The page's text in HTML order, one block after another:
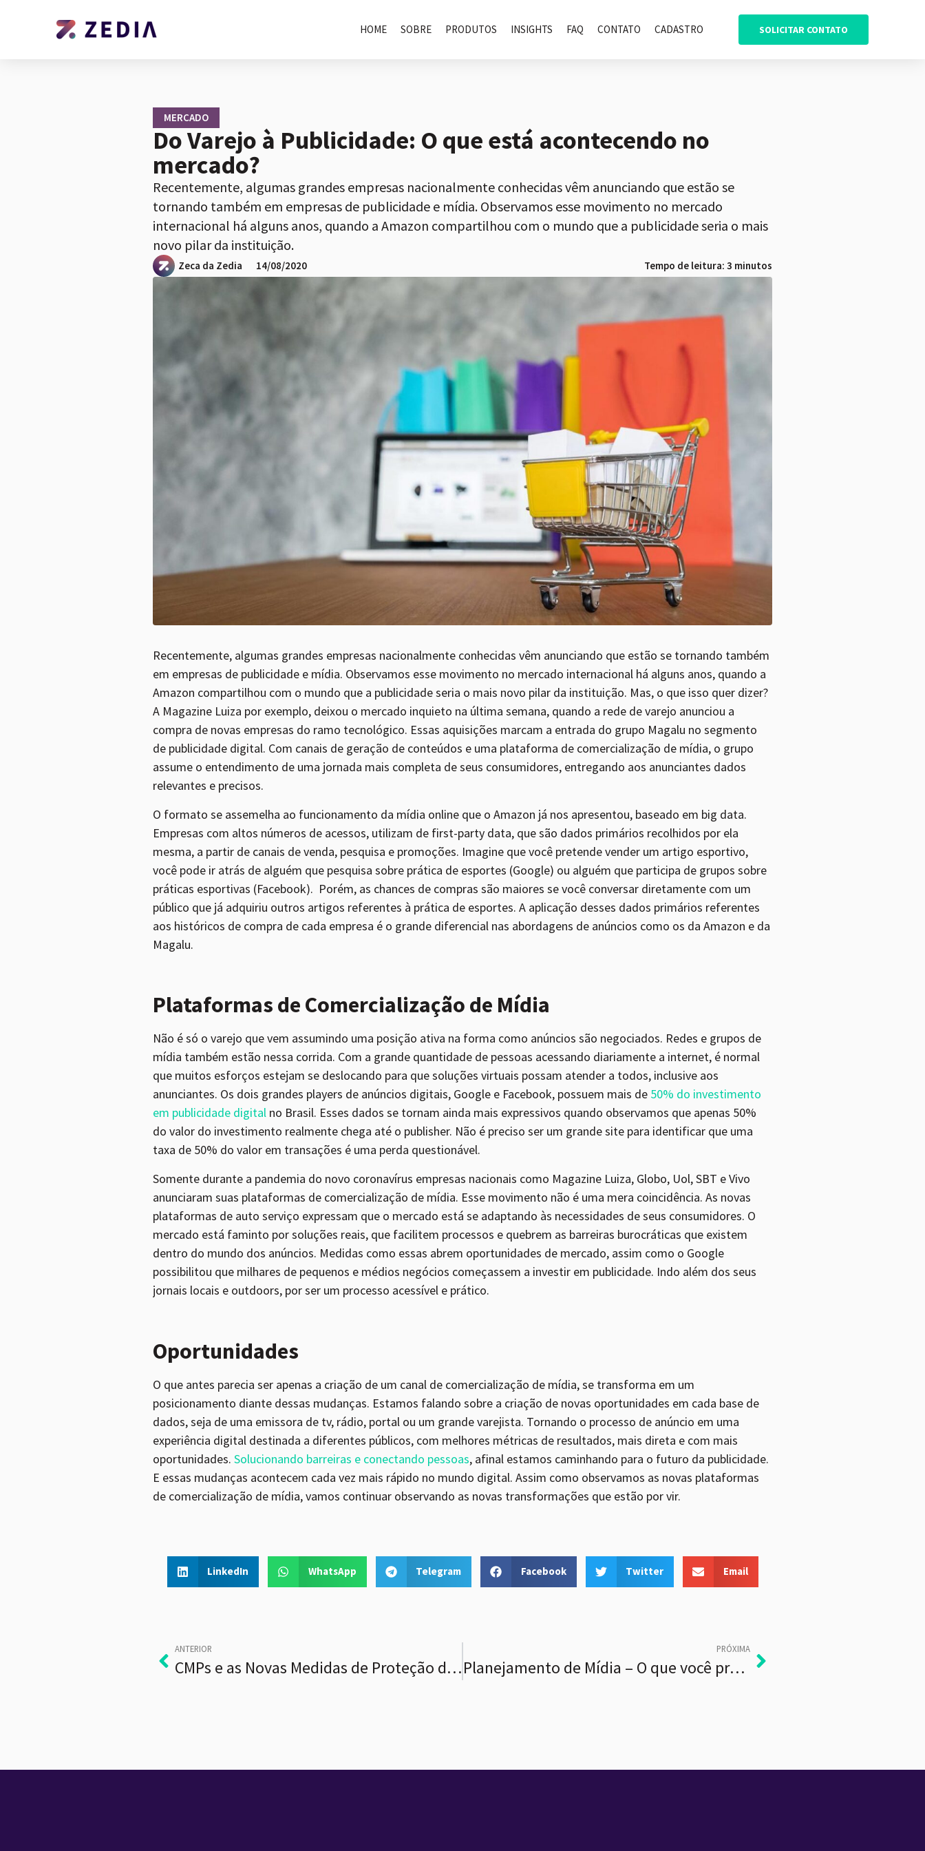
HOME SOBRE PRODUTOS INSIGHTS FAQ CONTATO CADASTRO SOLICITAR CONTATO
MERCADO
Do Varejo à Publicidade: O que está acontecendo no
mercado?
Recentemente, algumas grandes empresas nacionalmente conhecidas vêm anunciando que estão se
tornando também em empresas de publicidade e mídia. Observamos esse movimento no mercado
internacional há alguns anos, quando a Amazon compartilhou com o mundo que a publicidade seria o mais
novo pilar da instituição.
Zeca da Zedia 14/08/2020 Tempo de leitura: 3 minutos
Recentemente, algumas grandes empresas nacionalmente conhecidas vêm anunciando que estão se tornando também
em empresas de publicidade e mídia. Observamos esse movimento no mercado internacional há alguns anos, quando a
Amazon compartilhou com o mundo que a publicidade seria o mais novo pilar da instituição. Mas, o que isso quer dizer?
A Magazine Luiza por exemplo, deixou o mercado inquieto na última semana, quando a rede de varejo anunciou a
compra de novas empresas do ramo tecnológico. Essas aquisições marcam a entrada do grupo Magalu no segmento
de publicidade digital. Com canais de geração de conteúdos e uma plataforma de comercialização de mídia, o grupo
assume o entendimento de uma jornada mais completa de seus consumidores, entregando aos anunciantes dados
relevantes e precisos.
O formato se assemelha ao funcionamento da mídia online que o Amazon já nos apresentou, baseado em big data.
Empresas com altos números de acessos, utilizam de first-party data, que são dados primários recolhidos por ela
mesma, a partir de canais de venda, pesquisa e promoções. Imagine que você pretende vender um artigo esportivo,
você pode ir atrás de alguém que pesquisa sobre prática de esportes (Google) ou alguém que participa de grupos sobre
práticas esportivas (Facebook). Porém, as chances de compras são maiores se você conversar diretamente com um
público que já adquiriu outros artigos referentes à prática de esportes. A aplicação desses dados primários referentes
aos históricos de compra de cada empresa é o grande diferencial nas abordagens de anúncios como os da Amazon e da
Magalu.
Plataformas de Comercialização de Mídia
Não é só o varejo que vem assumindo uma posição ativa na forma como anúncios são negociados. Redes e grupos de
mídia também estão nessa corrida. Com a grande quantidade de pessoas acessando diariamente a internet, é normal
que muitos esforços estejam se deslocando para que soluções virtuais possam atender a todos, inclusive aos
anunciantes. Os dois grandes players de anúncios digitais, Google e Facebook, possuem mais de 50% do investimento
em publicidade digital no Brasil. Esses dados se tornam ainda mais expressivos quando observamos que apenas 50%
do valor do investimento realmente chega até o publisher. Não é preciso ser um grande site para identificar que uma
taxa de 50% do valor em transações é uma perda questionável.
Somente durante a pandemia do novo coronavírus empresas nacionais como Magazine Luiza, Globo, Uol, SBT e Vivo
anunciaram suas plataformas de comercialização de mídia. Esse movimento não é uma mera coincidência. As novas
plataformas de auto serviço expressam que o mercado está se adaptando às necessidades de seus consumidores. O
mercado está faminto por soluções reais, que facilitem processos e quebrem as barreiras burocráticas que existem
dentro do mundo dos anúncios. Medidas como essas abrem oportunidades de mercado, assim como o Google
possibilitou que milhares de pequenos e médios negócios começassem a investir em publicidade. Indo além dos seus
jornais locais e outdoors, por ser um processo acessível e prático.
Oportunidades
O que antes parecia ser apenas a criação de um canal de comercialização de mídia, se transforma em um
posicionamento diante dessas mudanças. Estamos falando sobre a criação de novas oportunidades em cada base de
dados, seja de uma emissora de tv, rádio, portal ou um grande varejista. Tornando o processo de anúncio em uma
experiência digital destinada a diferentes públicos, com melhores métricas de resultados, mais direta e com mais
oportunidades. Solucionando barreiras e conectando pessoas, afinal estamos caminhando para o futuro da publicidade.
E essas mudanças acontecem cada vez mais rápido no mundo digital. Assim como observamos as novas plataformas
de comercialização de mídia, vamos continuar observando as novas transformações que estão por vir.
LinkedIn WhatsApp Telegram Facebook Twitter Email
ANTERIOR
CMPs e as Novas Medidas de Proteção de Dados
PRÓXIMA
Planejamento de Mídia – O que você precisa saber?